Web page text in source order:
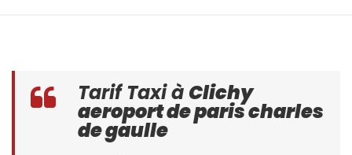
Tarif Taxi à Clichy
aeroport de paris charles
de gaulle